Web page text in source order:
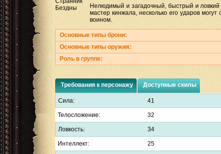
Нелюдимый и загадочный, быстрый и
мастер кинжала, несколько его ударов
воином.
Основные типы брони:
Основные типы оружия:
Роль в группе:
Требования к персонажу Доступные скилы
Сила: 41
Телосложение: 32
Ловкость: 34
Интеллект: 25